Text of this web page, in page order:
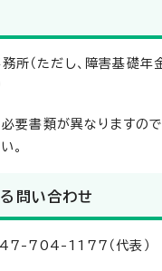
所（ただし、障害基礎年
必要書類が異なりますの
。
問い合わせ
704-1177（代表）